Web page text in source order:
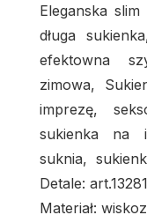
Eleganska
długa
efektowna
zimowa,
imprezę,
sukienka na
suknia,
Detale: art.13281
Materiał: